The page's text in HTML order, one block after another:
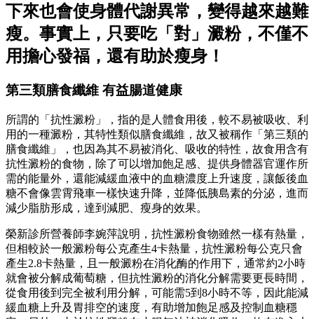
下來也會使身體代謝異常，變得越來越難
瘦。事實上，只要吃「對」澱粉，不僅不
用擔心發福，還有助於瘦身！
第三類膳食纖維 有益腸道健康
所謂的「抗性澱粉」，指的是人體食用後，較不易被吸收、利
用的一種澱粉，其特性類似膳食纖維，故又被稱作「第三類的
膳食纖維」，也因為其不易被消化、吸收的特性，故食用含有
抗性澱粉的食物，除了可以增加飽足感、提供身體器官運作所
需的能量外，還能減緩血液中的血糖濃度上升速度，讓飯後血
糖不會像雲霄飛車一樣快速升降，並降低胰島素的分泌，進而
減少脂肪形成，達到減肥、瘦身的效果。
榮新診所營養師李婉萍說明，抗性澱粉食物雖然一樣有熱量，
但相較於一般澱粉每公克產生4卡熱量，抗性澱粉每公克只會
產生2.8卡熱量，且一般澱粉在消化酶的作用下，通常約2小時
就會被分解成葡萄糖，但抗性澱粉的消化分解需要更長時間，
從食用後到完全被利用分解，可能需5到8小時不等，因此能減
緩血糖上升及胃排空的速度，有助增加飽足感及控制血糖穩